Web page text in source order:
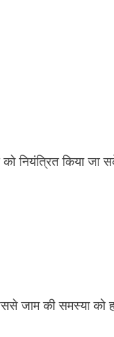
नियंत्रित किया जा
जाम की समस्या को